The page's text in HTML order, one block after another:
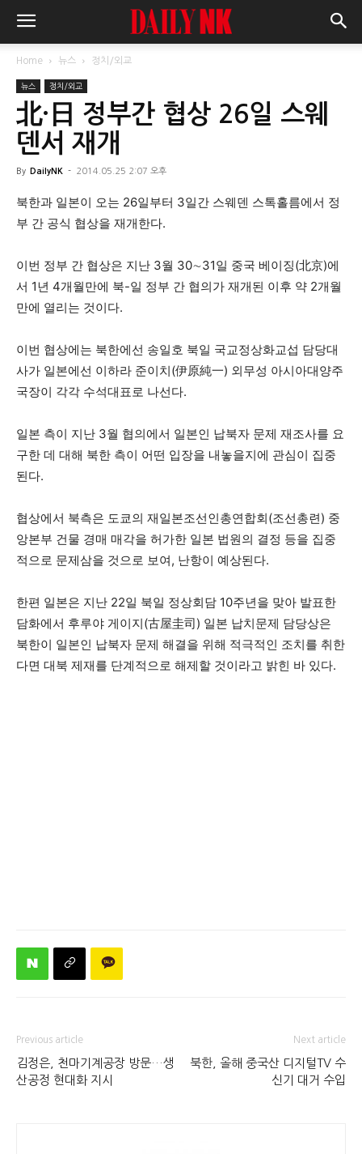
Home 뉴스 정치/외교
뉴스 정치/외교
北·日 정부간 협상 26일 스웨
덴서 재개
By DailyNK - 2014.05.25 2:07 오후
북한과 일본이 오는 26일부터 3일간 스웨덴 스톡홀름에서 정
부 간 공식 협상을 재개한다.
이번 정부 간 협상은 지난 3월 30∼31일 중국 베이징(北京)에
서 1년 4개월만에 북-일 정부 간 협의가 재개된 이후 약 2개월
만에 열리는 것이다.
이번 협상에는 북한에선 송일호 북일 국교정상화교섭 담당대
사가 일본에선 이하라 준이치(伊原純一) 외무성 아시아대양주
국장이 각각 수석대표로 나선다.
일본 측이 지난 3월 협의에서 일본인 납북자 문제 재조사를 요
구한 데 대해 북한 측이 어떤 입장을 내놓을지에 관심이 집중
된다.
협상에서 북측은 도쿄의 재일본조선인총연합회(조선총련) 중
앙본부 건물 경매 매각을 허가한 일본 법원의 결정 등을 집중
적으로 문제삼을 것으로 보여, 난항이 예상된다.
한편 일본은 지난 22일 북일 정상회담 10주년을 맞아 발표한
담화에서 후루야 게이지(古屋圭司) 일본 납치문제 담당상은
북한이 일본인 납북자 문제 해결을 위해 적극적인 조치를 취한
다면 대북 제재를 단계적으로 해제할 것이라고 밝힌 바 있다.
Previous article
김정은, 천마기계공장 방문…생
산공정 현대화 지시
Next article
북한, 올해 중국산 디지털TV 수
신기 대거 수입